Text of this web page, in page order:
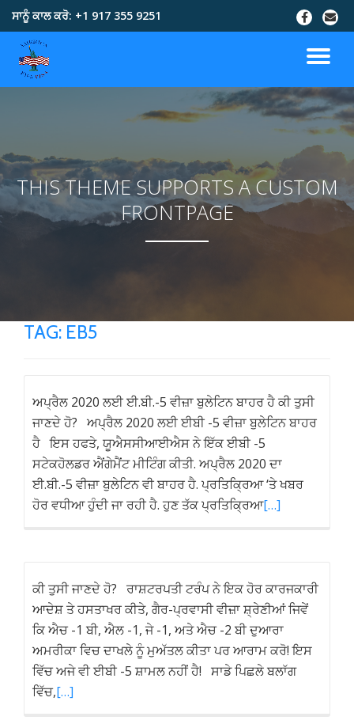
content
ਸਾਨੂੰ ਕਾਲ ਕਰੋ: +1 917 355 9251
THIS THEME SUPPORTS A CUSTOM
FRONTPAGE
TAG: EB5
ਅਪ੍ਰੈਲ 2020 ਲਈ ਈ.ਬੀ.-5 ਵੀਜ਼ਾ ਬੁਲੇਟਿਨ ਬਾਹਰ ਹੈ ਕੀ ਤੁਸੀ
ਜਾਣਦੇ ਹੋ? ਅਪ੍ਰੈਲ 2020 ਲਈ ਈਬੀ -5 ਵੀਜ਼ਾ ਬੁਲੇਟਿਨ ਬਾਹਰ
ਹੈ ਇਸ ਹਫਤੇ, ਯੂਐਸਸੀਆਈਐਸ ਨੇ ਇੱਕ ਈਬੀ -5
ਸਟੇਕਹੋਲਡਰ ਐਂਗੇਮੈਂਟ ਮੀਟਿੰਗ ਕੀਤੀ. ਅਪ੍ਰੈਲ 2020 ਦਾ
ਈ.ਬੀ.-5 ਵੀਜ਼ਾ ਬੁਲੇਟਿਨ ਵੀ ਬਾਹਰ ਹੈ. ਪ੍ਰਤਿਕ੍ਰਿਆ ‘ਤੇ ਖਬਰ
ਹੋਰ ਵਧੀਆ ਹੁੰਦੀ ਜਾ ਰਹੀ ਹੈ. ਹੁਣ ਤੱਕ ਪ੍ਰਤਿਕ੍ਰਿਆ[…]
ਕੀ ਤੁਸੀ ਜਾਣਦੇ ਹੋ? ਰਾਸ਼ਟਰਪਤੀ ਟਰੰਪ ਨੇ ਇਕ ਹੋਰ ਕਾਰਜਕਾਰੀ
ਆਦੇਸ਼ ਤੇ ਹਸਤਾਖਰ ਕੀਤੇ, ਗੈਰ-ਪ੍ਰਵਾਸੀ ਵੀਜ਼ਾ ਸ਼੍ਰੇਣੀਆਂ ਜਿਵੇਂ
ਕਿ ਐਚ -1 ਬੀ, ਐਲ -1, ਜੇ -1, ਅਤੇ ਐਚ -2 ਬੀ ਦੁਆਰਾ
ਅਮਰੀਕਾ ਵਿਚ ਦਾਖਲੇ ਨੂੰ ਮੁਅੱਤਲ ਕੀਤਾ ਪਰ ਆਰਾਮ ਕਰੋ! ਇਸ
ਵਿੱਚ ਅਜੇ ਵੀ ਈਬੀ -5 ਸ਼ਾਮਲ ਨਹੀਂ ਹੈ! ਸਾਡੇ ਪਿਛਲੇ ਬਲਾੱਗ
ਵਿੱਚ,[…]